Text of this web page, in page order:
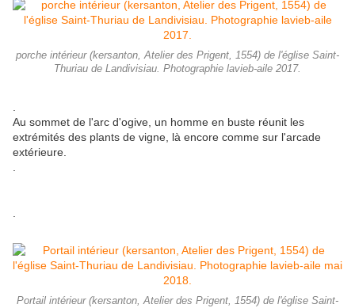
porche intérieur (kersanton, Atelier des Prigent, 1554) de l'église Saint-
Thuriau de Landivisiau. Photographie lavieb-aile 2017.
Au sommet de l'arc d'ogive, un homme en buste réunit les
extrémités des plants de vigne, là encore comme sur l'arcade
extérieure.
Portail intérieur (kersanton, Atelier des Prigent, 1554) de l'église Saint-